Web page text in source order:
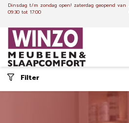
Dinsdag t/m zondag open! zaterdag geopend van
09:30 tot 17:00
Filter